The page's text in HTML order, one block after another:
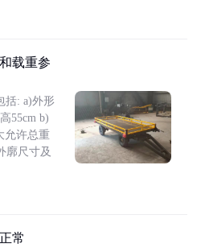
载重参
括: a)外形
55cm b)
允许总重
廓尺寸及
常